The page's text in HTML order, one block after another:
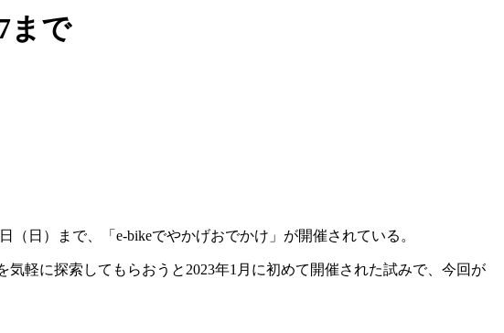
まで
日）まで、「e-bikeでやかげおでかけ」が開催されている。
軽に探索してもらおうと2023年1月に初めて開催された試みで、今回が